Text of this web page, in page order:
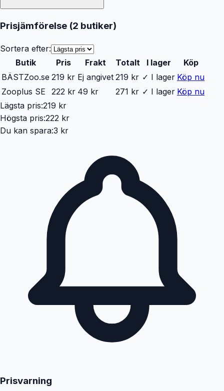
Prisjämförelse (2 butiker)
Sortera efter:
Butik
Pris Frakt Totalt I lager
Köp
BÄSTZoo.se 219 kr Ej angivet 219 kr ✓ I lager Köp nu
Zooplus SE
222 kr 49 kr 271 kr ✓ I lager Köp nu
Lägsta pris:219 kr
Högsta pris:222 kr
Du kan spara:3 kr
Prisvarning